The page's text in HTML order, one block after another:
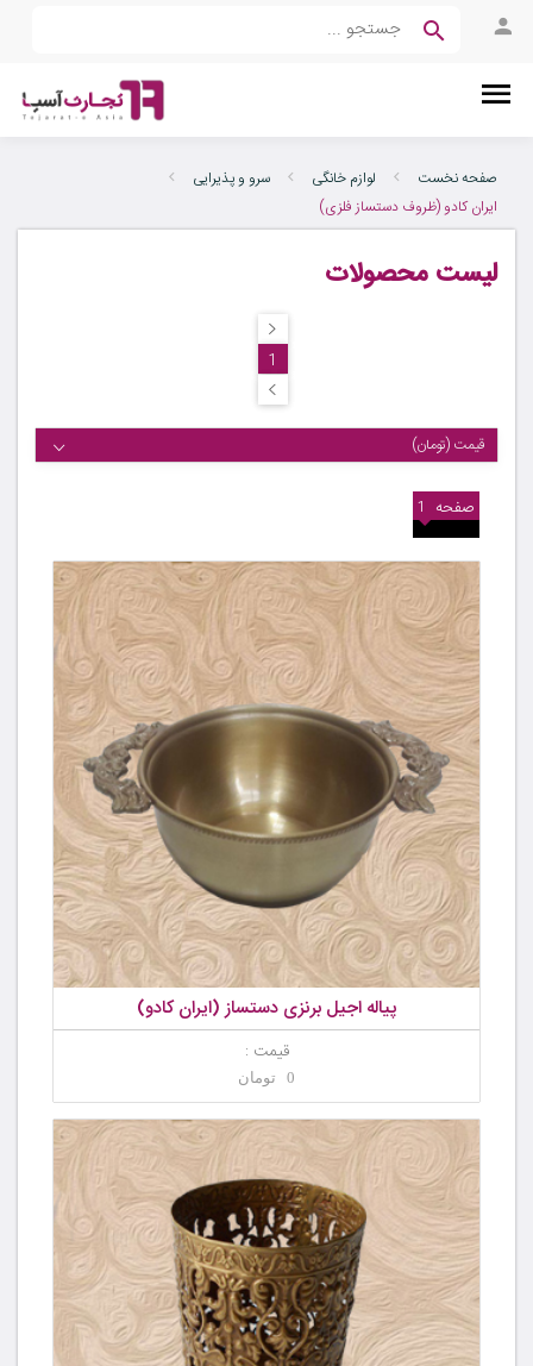
صفحه نخست لوازم خانگی
سرو و پذیرایی
ایران کادو (ظروف دستساز فلزی)
لیست محصولات
1
قیمت (تومان)
صفحه 1
پیاله اجیل برنزی دستساز (ایران کادو)
قیمت :
0 تومان